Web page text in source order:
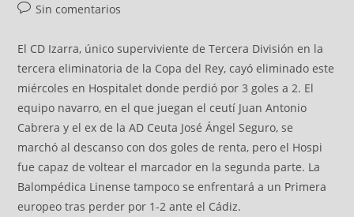
Sin comentarios
El CD Izarra, único superviviente de Tercera División en la
tercera eliminatoria de la Copa del Rey, cayó eliminado este
miércoles en Hospitalet donde perdió por 3 goles a 2. El
equipo navarro, en el que juegan el ceutí Juan Antonio
Cabrera y el ex de la AD Ceuta José Ángel Seguro, se
marchó al descanso con dos goles de renta, pero el Hospi
fue capaz de voltear el marcador en la segunda parte. La
Balompédica Linense tampoco se enfrentará a un Primera
europeo tras perder por 1-2 ante el Cádiz.